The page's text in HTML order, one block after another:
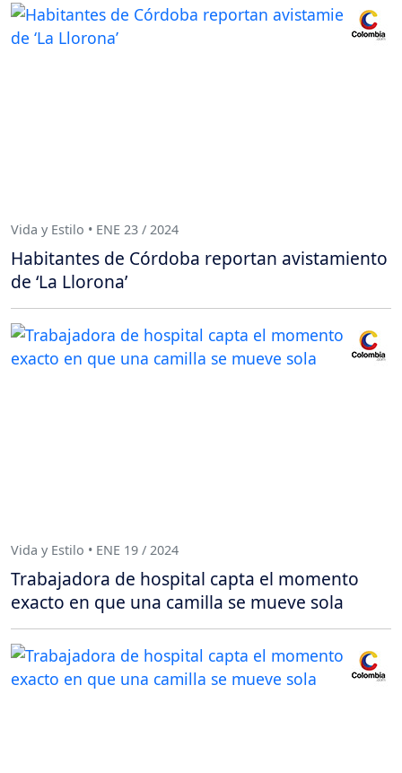
Vida y Estilo • ENE 23 / 2024
Habitantes de Córdoba reportan avistamiento
de ‘La Llorona’
Vida y Estilo • ENE 19 / 2024
Trabajadora de hospital capta el momento
exacto en que una camilla se mueve sola